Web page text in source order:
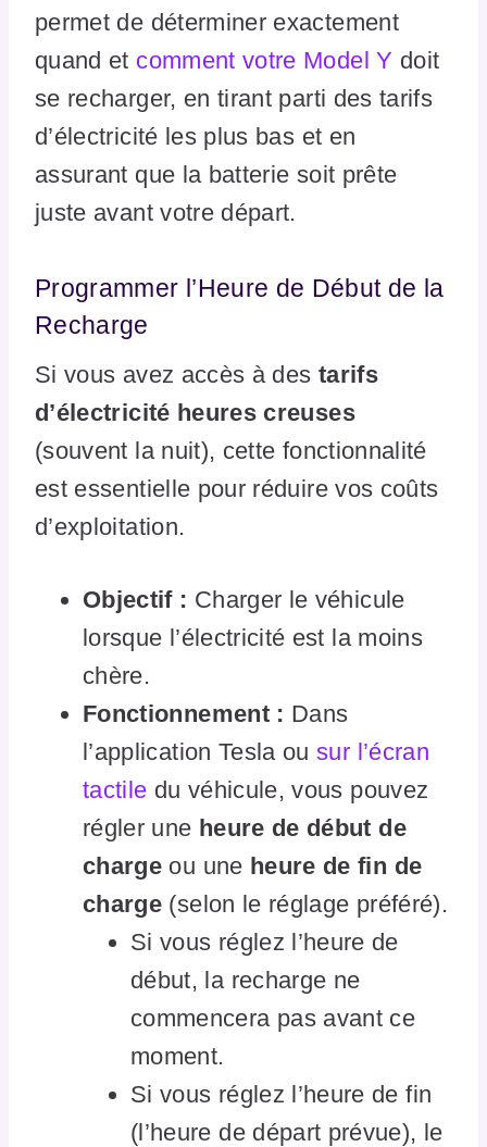
permet de déterminer exactement
quand et comment votre Model Y doit
se recharger, en tirant parti des tarifs
d’électricité les plus bas et en
assurant que la batterie soit prête
juste avant votre départ.
Programmer l’Heure de Début de la
Recharge
Si vous avez accès à des tarifs
d’électricité heures creuses
(souvent la nuit), cette fonctionnalité
est essentielle pour réduire vos coûts
d’exploitation.
Objectif : Charger le véhicule
lorsque l’électricité est la moins
chère.
Fonctionnement : Dans
l’application Tesla ousur l’écran
tactile du véhicule, vous pouvez
régler une heure de début de
charge ou une heure de fin de
charge (selon le réglage préféré).
Si vous réglez l’heure de
début, la recharge ne
commencera pas avant ce
moment.
Si vous réglez l’heure de fin
(l’heure de départ prévue), le